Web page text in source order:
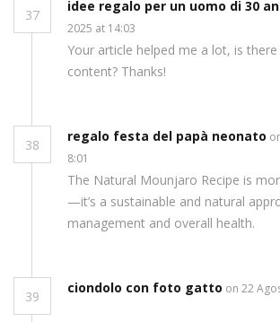
37
idee regalo per un uomo di 30
2025 at 14:03
Your article helped me a lot, is
content? Thanks!
38
regalo festa del papà neonato
8:01
The Natural Mounjaro Recipe is
—it’s a sustainable and natural
management and overall health.
39
ciondolo con foto gatto on 22